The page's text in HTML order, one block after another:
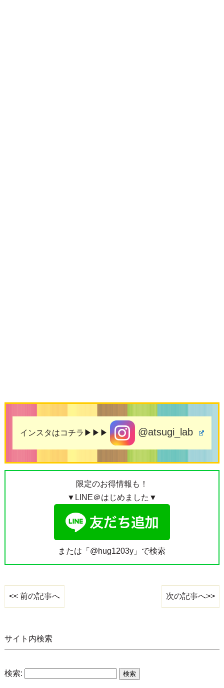
インスタはコチラ▶▶▶ @atsugi_lab
限定のお得情報も！
▼LINE＠はじめました▼
または「@hug1203y」で検索
<< 前の記事へ 次の記事へ>>
サイト内検索
検索: